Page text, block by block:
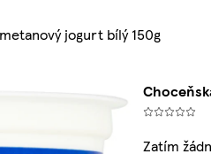
jogurt bílý 150g
Zatím